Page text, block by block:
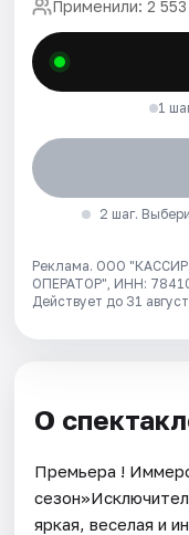
Применили: 2 553
1
2 шаг.
Реклама. ООО
ОПЕРАТОР", ИНН:
Действует до 31
О
Премьера !
яркая, веселая и